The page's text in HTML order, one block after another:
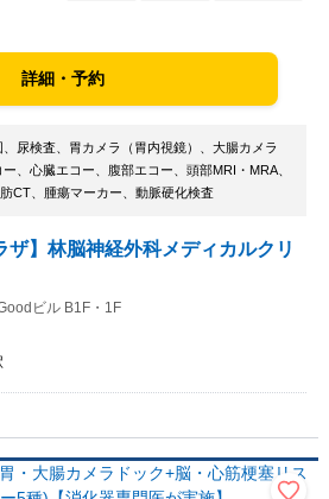
詳細・予約
尿検査、胃カメラ（胃内視鏡）、大腸カメラ
、心臓エコー、腹部エコー、頭部MRI・MRA、
CT、腫瘍マーカー、動脈硬化検査
ザ】林脳神経外科メディカルクリ
ビル B1F・1F